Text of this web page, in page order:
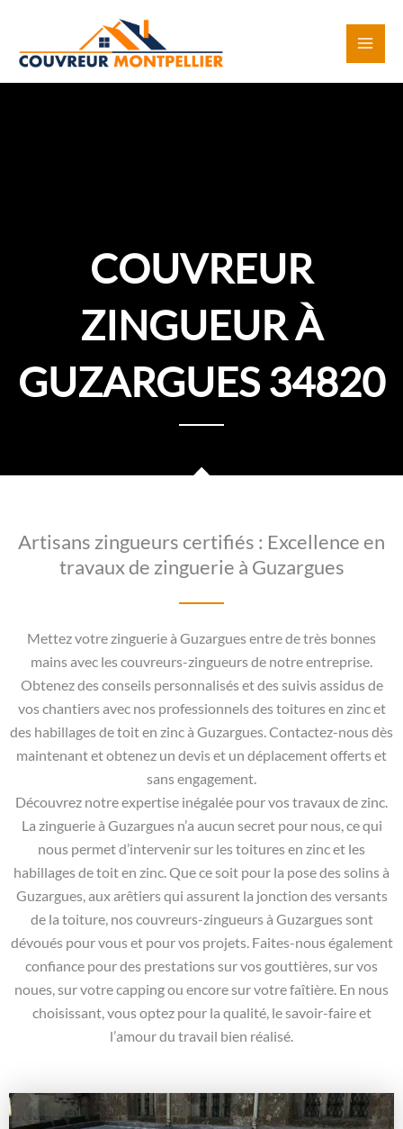
contenu
COUVREUR
ZINGUEUR À
GUZARGUES 34820
Artisans zingueurs certifiés : Excellence en
travaux de zinguerie à Guzargues
Mettez votre zinguerie à Guzargues entre de très bonnes
mains avec les couvreurs-zingueurs de notre entreprise.
Obtenez des conseils personnalisés et des suivis assidus de
vos chantiers avec nos professionnels des toitures en zinc et
des habillages de toit en zinc à Guzargues. Contactez-nous dès
maintenant et obtenez un devis et un déplacement offerts et
sans engagement.
Découvrez notre expertise inégalée pour vos travaux de zinc.
La zinguerie à Guzargues n’a aucun secret pour nous, ce qui
nous permet d’intervenir sur les toitures en zinc et les
habillages de toit en zinc. Que ce soit pour la pose des solins à
Guzargues, aux arêtiers qui assurent la jonction des versants
de la toiture, nos couvreurs-zingueurs à Guzargues sont
dévoués pour vous et pour vos projets. Faites-nous également
confiance pour des prestations sur vos gouttières, sur vos
noues, sur votre capping ou encore sur votre faîtière. En nous
choisissant, vous optez pour la qualité, le savoir-faire et
l’amour du travail bien réalisé.